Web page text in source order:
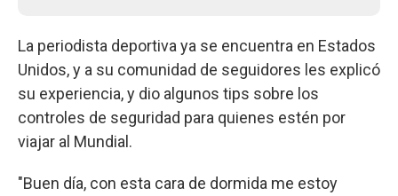
La periodista deportiva ya se encuentra en Estados
Unidos, y a su comunidad de seguidores les explicó
su experiencia, y dio algunos tips sobre los
controles de seguridad para quienes estén por
viajar al Mundial.
"Buen día, con esta cara de dormida me estoy